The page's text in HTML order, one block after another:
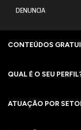
DENUNCIA
CONTEÚDOS
QUAL É O SEU
ATUAÇÃO POR